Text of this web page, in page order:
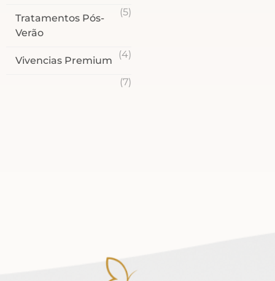
(5)
Tratamentos Pós-
Verão
(4)
Vivencias Premium
(7)